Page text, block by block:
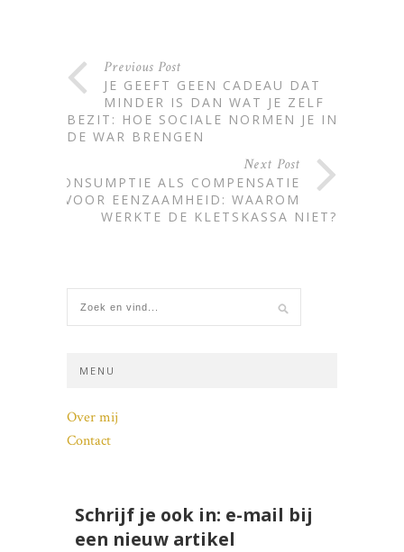
Previous Post
JE GEEFT GEEN CADEAU DAT
MINDER IS DAN WAT JE ZELF
BEZIT: HOE SOCIALE NORMEN JE IN
DE WAR BRENGEN
Next Post
CONSUMPTIE ALS COMPENSATIE
VOOR EENZAAMHEID: WAAROM
WERKTE DE KLETSKASSA NIET?
MENU
Over mij
Contact
Schrijf je ook in: e-mail bij
een nieuw artikel